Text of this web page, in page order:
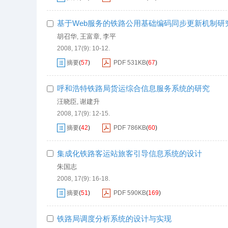
基于Web服务的铁路公用基础编码同步更新机制研
胡召华, 王富章, 李平
2008, 17(9): 10-12.
摘要(57) PDF 531KB(67)
呼和浩特铁路局货运综合信息服务系统的研究
汪晓臣, 谢建升
2008, 17(9): 12-15.
摘要(42) PDF 786KB(60)
集成化铁路客运站旅客引导信息系统的设计
朱国志
2008, 17(9): 16-18.
摘要(51) PDF 590KB(169)
铁路局调度分析系统的设计与实现